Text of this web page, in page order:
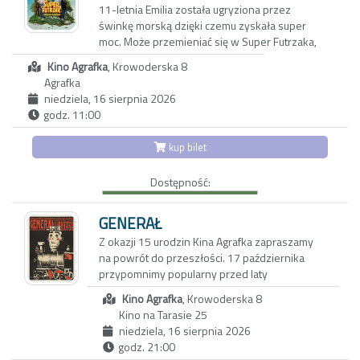
11-letnia Emilia została ugryziona przez
świnkę morską dzięki czemu zyskała super
moc. Może przemieniać się w Super Futrzaka,
którego misją jest ochrona przyrody. Swoje
siły regeneruje dzięki specjalnej butelce z
ręce i jej moce są zagrożone. Emilia będzie
musiała nauczyć się sobie radzić bez magii.
Szybko przekona się, że każdy może być
super-bohaterem.
Kategoria wiekowa: 6+
Kino Agrafka, Krowoderska 8
Agrafka
niedziela, 16 sierpnia 2026
godz. 11:00
kup bilet
Dostępność:
GENERAŁ
Z okazji 15 urodzin Kina Agrafka zapraszamy
na powrót do przeszłości. 17 października
przypomnimy popularny przed laty
ANTYKWARIAT FILMOWY, czyli pokazy klasyki
kina niemgo z muzyką na żywo.
W programie arcydzieło kina niemego,
najbardziej znany film Bustera Keatona,
oprawa muzyczną zapewnią: Piotr Bzowski -
Kino Agrafka, Krowoderska 8
Kino na Tarasie 25
niedziela, 16 sierpnia 2026
godz. 21:00